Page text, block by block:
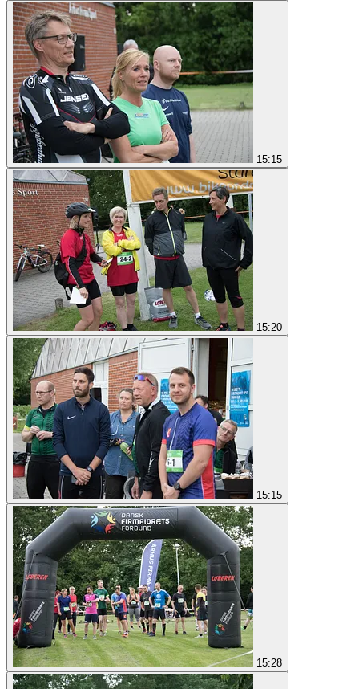
15:15
15:20
15:15
15:28